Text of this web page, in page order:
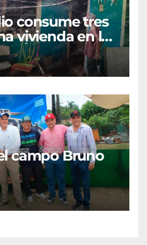
consume tres
vivienda en la
Ávila
campo Bruno